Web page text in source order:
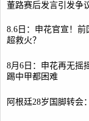
董路赛后发言引发争
8.6日：申花官宣！
超救火？
8月6日：申花再无摇
踢中甲都困难
阿根廷28岁国脚转会